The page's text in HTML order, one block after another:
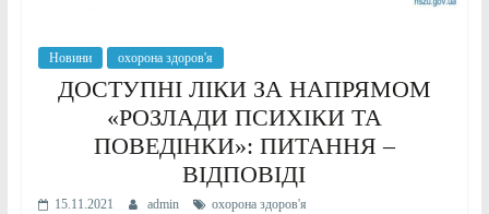
Новини охорона здоров'я
ДОСТУПНІ ЛІКИ ЗА НАПРЯМОМ
«РОЗЛАДИ ПСИХІКИ ТА
ПОВЕДІНКИ»: ПИТАННЯ –
ВІДПОВІДІ
15.11.2021 admin охорона здоров'я